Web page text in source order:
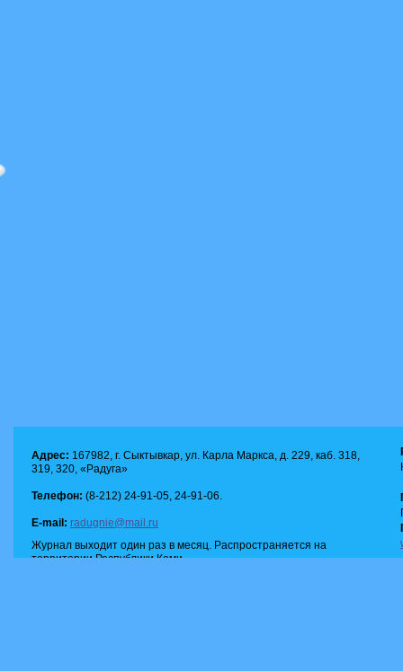
Адрес: 167982, г. Сыктывкар, ул. Карла Маркса, д. 229, каб. 318,
319, 320, «Радуга»
Телефон: (8-212) 24-91-05, 24-91-06.
E-mail: radugnie@mail.ru
Журнал выходит один раз в месяц. Распространяется на
территории Республики Коми.